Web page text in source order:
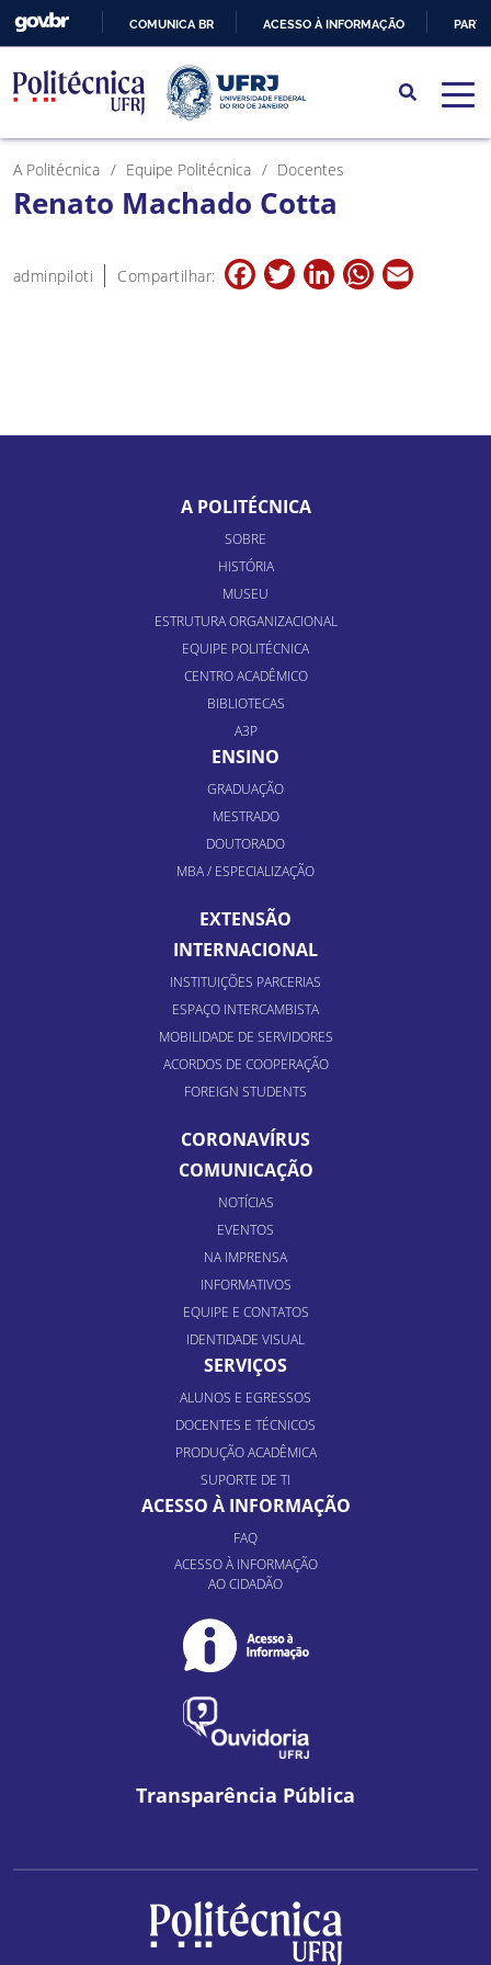
PARA
O
CONTEÚDO
COMUNICA BR ACESSO À INFORMAÇÃO
A Politécnica Equipe Politécnica Docentes
Renato Machado Cotta
adminpiloti Compartilhar: Facebook
TwitterLinkedInWhatsApp
Email
A POLITÉCNICA
SOBRE
HISTÓRIA
MUSEU
ESTRUTURA ORGANIZACIONAL
EQUIPE POLITÉCNICA
CENTRO ACADÊMICO
BIBLIOTECAS
A3P
ENSINO
GRADUAÇÃO
MESTRADO
DOUTORADO
MBA / ESPECIALIZAÇÃO
EXTENSÃO
INTERNACIONAL
INSTITUIÇÕES PARCERIAS
ESPAÇO INTERCAMBISTA
MOBILIDADE DE SERVIDORES
ACORDOS DE COOPERAÇÃO
FOREIGN STUDENTS
CORONAVÍRUS
COMUNICAÇÃO
NOTÍCIAS
EVENTOS
NA IMPRENSA
INFORMATIVOS
EQUIPE E CONTATOS
IDENTIDADE VISUAL
SERVIÇOS
ALUNOS E EGRESSOS
DOCENTES E TÉCNICOS
PRODUÇÃO ACADÊMICA
SUPORTE DE TI
ACESSO À INFORMAÇÃO
FAQ
ACESSO À INFORMAÇÃO
AO CIDADÃO
Transparência Pública